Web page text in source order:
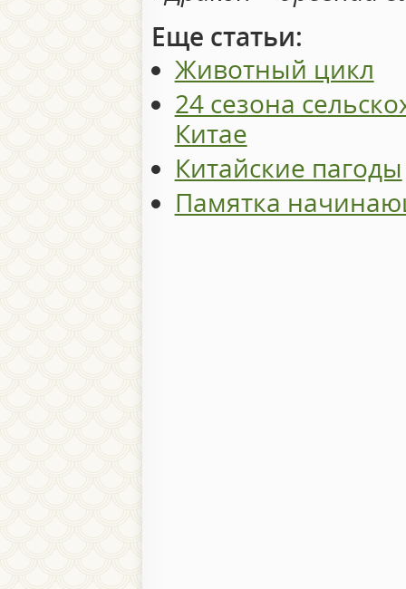
Еще статьи:
Животный цикл
24 сезона
Китае
Китайские пагоды
Памятка